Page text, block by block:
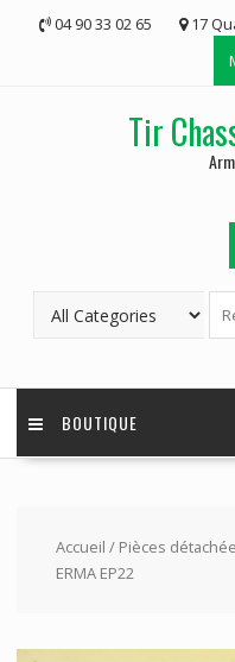
04 90 33 02 65
17
Tir
BOUTIQUE
Accueil / Pièces
ERMA EP22